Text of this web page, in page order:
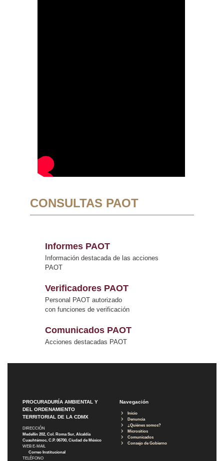
CONSULTAS PAOT
Informes PAOT
Información destacada de las acciones
PAOT
Verificadores PAOT
Personal PAOT autorizado
con funciones de verificación
Comunicados PAOT
Acciones destacadas PAOT
PROCURADURÍA AMBIENTAL Y
DEL ORDENAMIENTO
TERRITORIAL DE LA CDMX
DIRECCIÓN
Medellín 202, Col. Roma Sur, Alcaldía
Cuauhtémoc, C.P. 06700, Ciudad de México
WEB E-MAIL
Correo Institucional
TELÉFONO
Navegación
Inicio
Denuncia
¿Quiénes somos?
Micrositios
Comunicados
Consejo de Gobierno